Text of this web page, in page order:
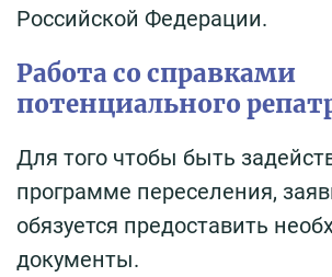
Российской Федерации.
Работа со справками
потенциального
Для того чтобы быть
программе переселения,
обязуется предоставить
документы.